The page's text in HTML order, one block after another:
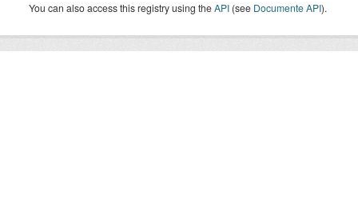
You can also access this registry using theAPI (see Documente API).